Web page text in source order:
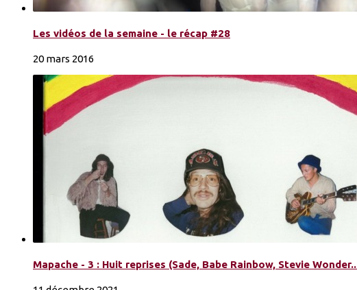
Les vidéos de la semaine - le récap #28
20 mars 2016
Mapache - 3 : Huit reprises (Sade, Babe Rainbow, Stevie